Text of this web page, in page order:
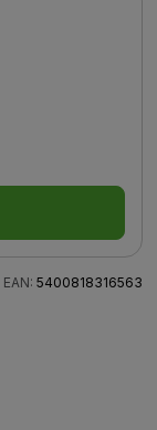
EAN: 5400818316563